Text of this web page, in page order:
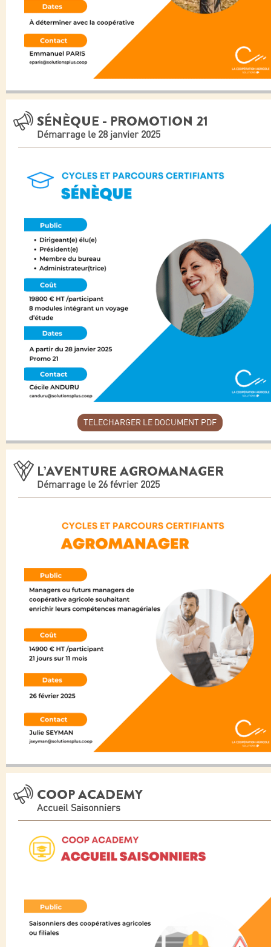
SÉNÈQUE - PROMOTION 21
Démarrage le 28 janvier 2025
TELECHARGER LE DOCUMENT PDF
L’AVENTURE AGROMANAGER
Démarrage le 26 février 2025
COOP ACADEMY
Accueil Saisonniers